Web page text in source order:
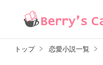
トップ 恋愛小説一覧